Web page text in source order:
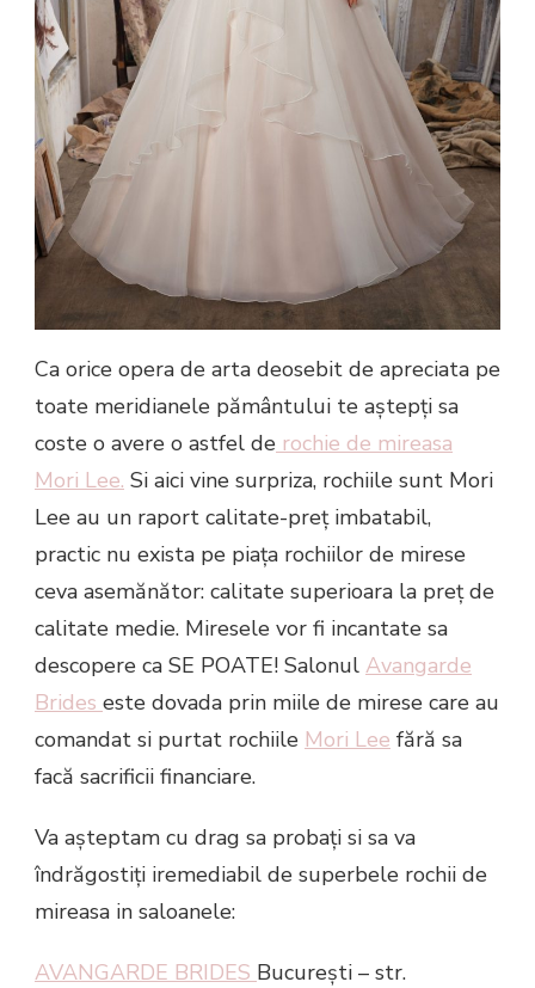
Ca orice opera de arta deosebit de apreciata pe
toate meridianele pământului te aștepți sa
coste o avere o astfel de rochie de mireasa
Mori Lee. Si aici vine surpriza, rochiile sunt Mori
Lee au un raport calitate-preț imbatabil,
practic nu exista pe piața rochiilor de mirese
ceva asemănător: calitate superioara la preț de
calitate medie. Miresele vor fi incantate sa
descopere ca SE POATE! Salonul Avangarde
Brides este dovada prin miile de mirese care au
comandat si purtat rochiile Mori Lee fără sa
facă sacrificii financiare.
Va așteptam cu drag sa probați si sa va
îndrăgostiți iremediabil de superbele rochii de
mireasa in saloanele:
AVANGARDE BRIDES București – str.